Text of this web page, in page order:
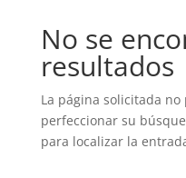
No se
resultados
La página solicitada
perfeccionar su
para localizar la